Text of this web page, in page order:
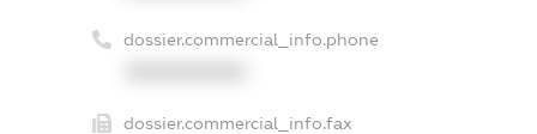
dossier.commercial_info.phone
dossier.commercial_info.fax